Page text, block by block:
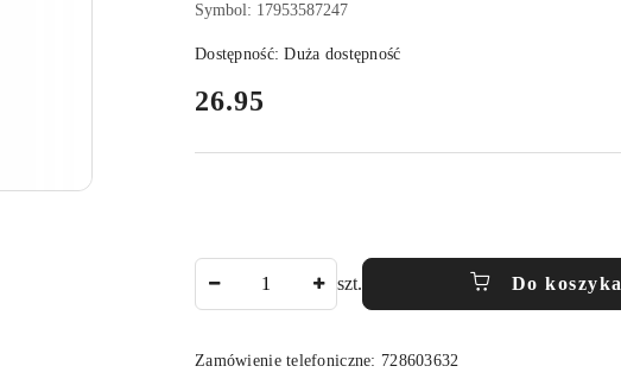
Symbol: 17953587247
Dostępność:Duża dostępność
cena:
26.95
szt. Do koszyka
Zamówienie telefoniczne: 728603632